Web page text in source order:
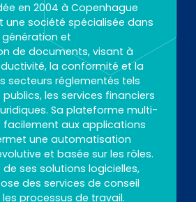
en 2004 à Copenhague
une société spécialisée dans
et
de documents, visant à
la conformité et la
secteurs réglementés tels
les services financiers
Sa plateforme multi-
facilement aux applications
une automatisation
et basée sur les rôles.
ses solutions logicielles,
des services de conseil
processus de travail.